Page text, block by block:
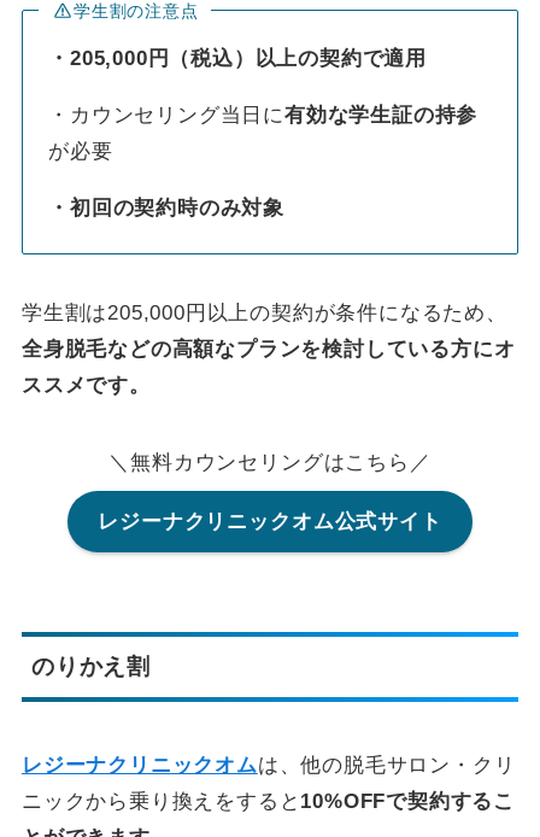
学生割の注意点
・205,000円（税込）以上の契約で適用
・カウンセリング当日に有効な学生証の持参
が必要
・初回の契約時のみ対象
学生割は205,000円以上の契約が条件になるため、
全身脱毛などの高額なプランを検討している方にオ
ススメです。
＼無料カウンセリングはこちら／
レジーナクリニックオム公式サイト
のりかえ割
レジーナクリニックオムは、他の脱毛サロン・クリ
ニックから乗り換えをすると 10%OFFで契約するこ